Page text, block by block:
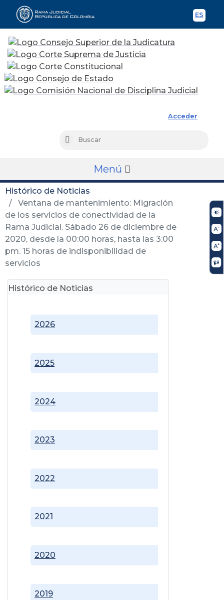
ES
Acceder
Buscar
Menú
Histórico de Noticias
Ventana de mantenimiento: Migración
de los servicios de conectividad de la
Rama Judicial. Sábado 26 de diciembre de
2020, desde la 00:00 horas, hasta las 3:00
pm. 15 horas de indisponibilidad de
servicios
Histórico de Noticias
2019
2020
2021
2022
2023
2024
2025
2026